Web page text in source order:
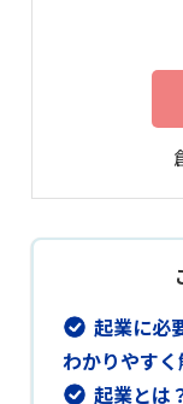
起業に必
わかりやすく
起業とは